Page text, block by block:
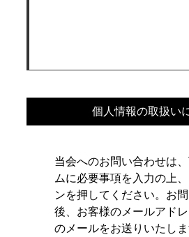
個人情報の取扱い
当会へのお問い合わせは
ムに必要事項を入力の上
ンを押してください。 お
後、お客様のメールアド
のメールをお送りいたし